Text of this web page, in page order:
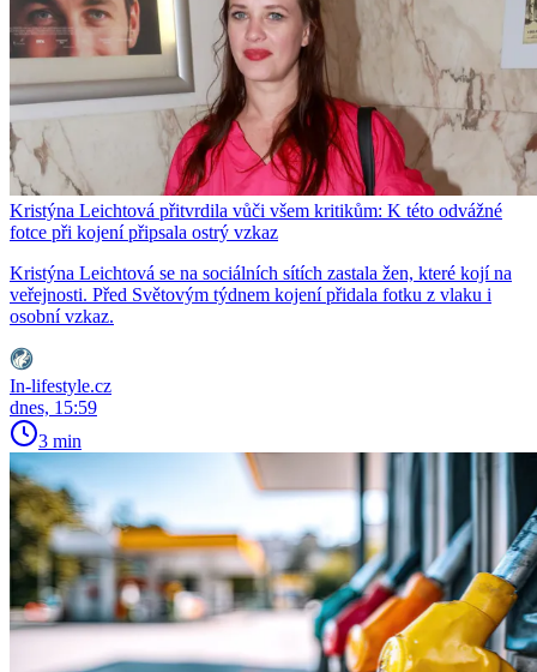
Kristýna Leichtová přitvrdila vůči všem kritikům: K této odvážné
fotce při kojení připsala ostrý vzkaz
Kristýna Leichtová se na sociálních sítích zastala žen, které kojí na
veřejnosti. Před Světovým týdnem kojení přidala fotku z vlaku i
osobní vzkaz.
In-lifestyle.cz
dnes, 15:59
3 min